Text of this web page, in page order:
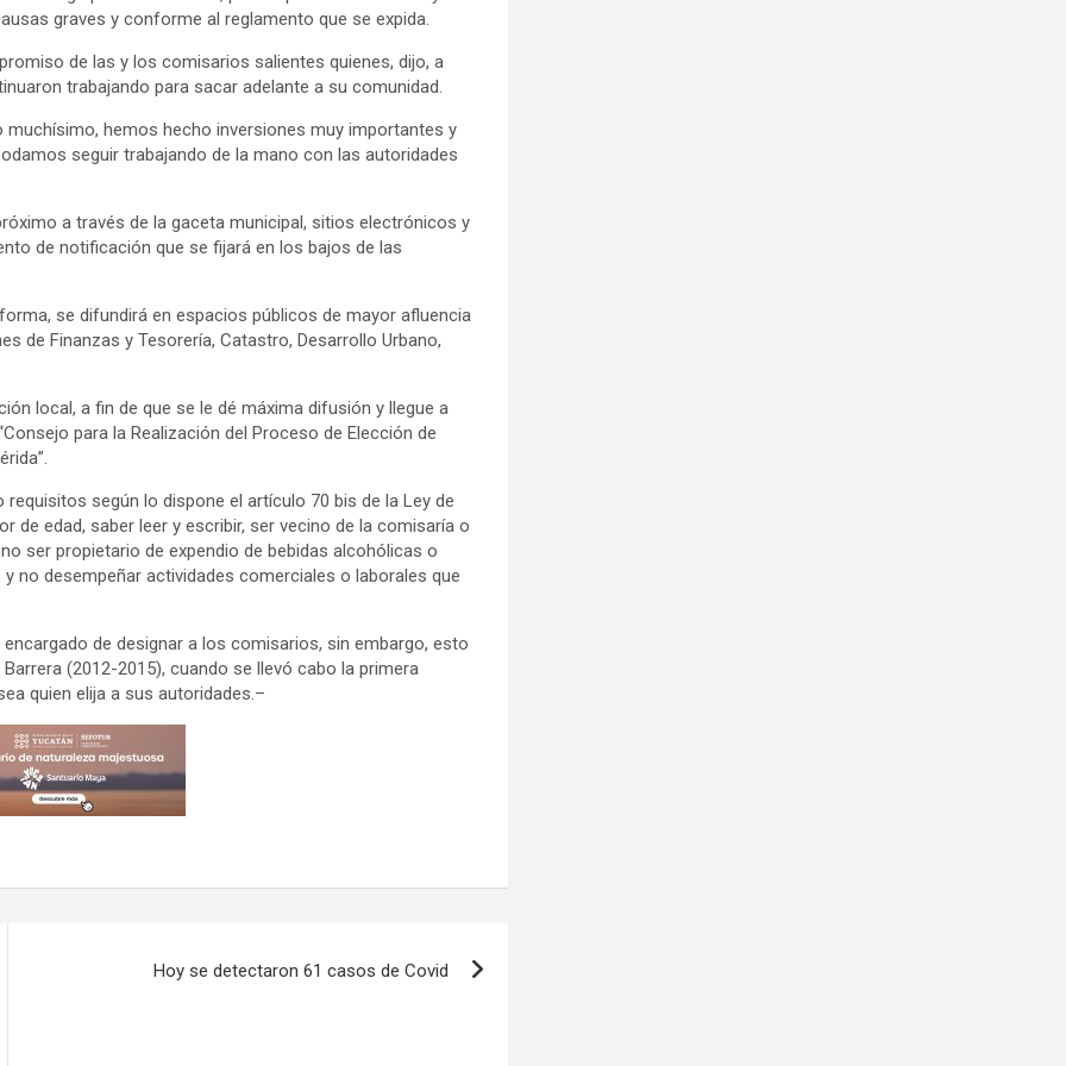
graves y conforme al reglamento que se expida.
de las y los comisarios salientes quienes, dijo, a
trabajando para sacar adelante a su comunidad.
hemos hecho inversiones muy importantes y
seguir trabajando de la mano con las autoridades
a través de la gaceta municipal, sitios electrónicos y
de notificación que se fijará en los bajos de las
se difundirá en espacios públicos de mayor afluencia
de Finanzas y Tesorería, Catastro, Desarrollo Urbano,
local, a fin de que se le dé máxima difusión y llegue a
para la Realización del Proceso de Elección de
según lo dispone el artículo 70 bis de la Ley de
de edad, saber leer y escribir, ser vecino de la comisaría o
ser propietario de expendio de bebidas alcohólicas o
no desempeñar actividades comerciales o laborales que
de designar a los comisarios, sin embargo, esto
(2012-2015), cuando se llevó cabo la primera
quien elija a sus autoridades.–
Hoy se detectaron 61 casos de Covid